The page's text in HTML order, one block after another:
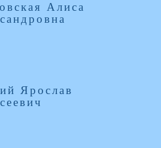
Алиса
Ярослав